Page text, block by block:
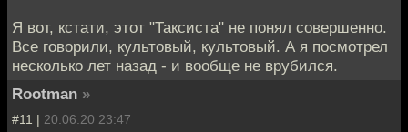
Я вот, кстати, этот "Таксиста" не понял совершенно.
Все говорили, культовый, культовый. А я посмотрел
несколько лет назад - и вообще не врубился.
Rootman »
#11 | 20.06.20 23:47